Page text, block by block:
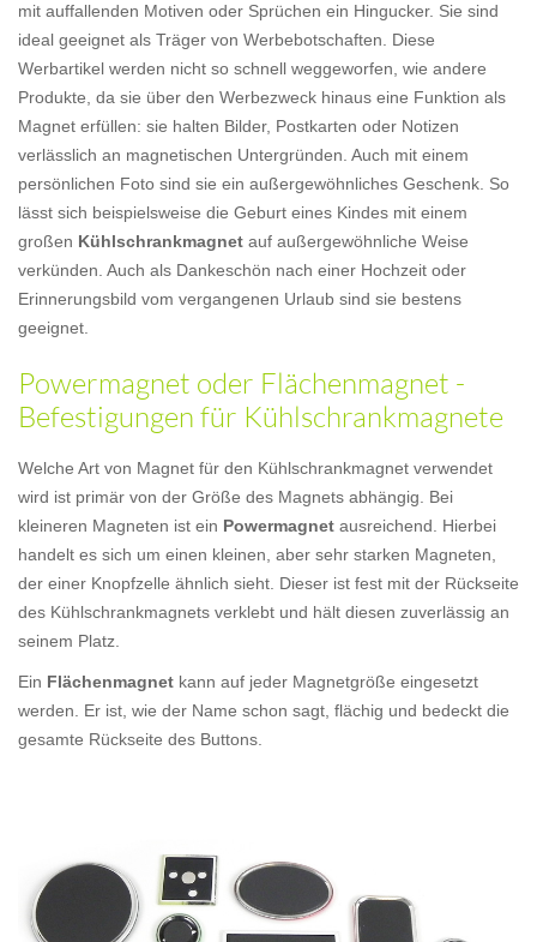
mit auffallenden Motiven oder Sprüchen ein Hingucker. Sie sind
ideal geeignet als Träger von Werbebotschaften. Diese
Werbartikel werden nicht so schnell weggeworfen, wie andere
Produkte, da sie über den Werbezweck hinaus eine Funktion als
Magnet erfüllen: sie halten Bilder, Postkarten oder Notizen
verlässlich an magnetischen Untergründen. Auch mit einem
persönlichen Foto sind sie ein außergewöhnliches Geschenk. So
lässt sich beispielsweise die Geburt eines Kindes mit einem
großen Kühlschrankmagnet auf außergewöhnliche Weise
verkünden. Auch als Dankeschön nach einer Hochzeit oder
Erinnerungsbild vom vergangenen Urlaub sind sie bestens
geeignet.
Powermagnet oder Flächenmagnet -
Befestigungen für Kühlschrankmagnete
Welche Art von Magnet für den Kühlschrankmagnet verwendet
wird ist primär von der Größe des Magnets abhängig. Bei
kleineren Magneten ist ein Powermagnet ausreichend. Hierbei
handelt es sich um einen kleinen, aber sehr starken Magneten,
der einer Knopfzelle ähnlich sieht. Dieser ist fest mit der Rückseite
des Kühlschrankmagnets verklebt und hält diesen zuverlässig an
seinem Platz.
Ein Flächenmagnet kann auf jeder Magnetgröße eingesetzt
werden. Er ist, wie der Name schon sagt, flächig und bedeckt die
gesamte Rückseite des Buttons.